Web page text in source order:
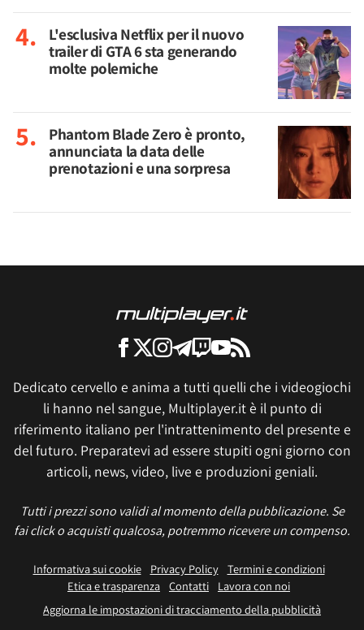
L'esclusiva Netflix per il nuovo
trailer di GTA 6 sta generando
molte polemiche
Phantom Blade Zero è pronto,
annunciata la data delle
prenotazioni e una sorpresa
Dedicato cervello e anima a tutti quelli che i videogiochi
li hanno nel sangue, Multiplayer.it è il punto di
riferimento italiano per l'intrattenimento del presente e
del futuro. Preparatevi ad essere stupiti ogni giorno con
articoli, news, video, live e produzioni geniali.
Tutti i prezzi sono validi al momento della pubblicazione. Se
fai click o acquisti qualcosa, potremmo ricevere un compenso.
Informativa sui cookie Privacy Policy
Termini e condizioni
Etica e trasparenza Contatti
Lavora con noi
Aggiorna le impostazioni di tracciamento della pubblicità